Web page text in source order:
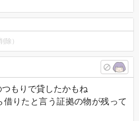
除）
もりで貸したかもね
りたと言う証拠の物が残って